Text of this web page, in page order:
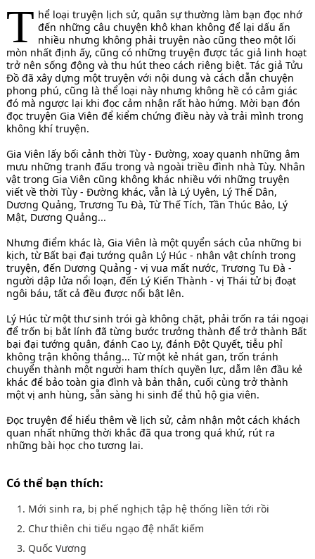
T hể loại truyện lịch sử, quân sự thường làm bạn đọc nhớ
đến những câu chuyện khô khan không để lại dấu ấn
nhiều nhưng không phải truyện nào cũng theo một lối
mòn nhất định ấy, cũng có những truyện được tác giả linh hoạt
trở nên sống động và thu hút theo cách riêng biệt. Tác giả Tửu
Đồ đã xây dựng một truyện với nội dung và cách dẫn chuyện
phong phú, cũng là thể loại này nhưng không hề có cảm giác
đó mà ngược lại khi đọc cảm nhận rất hào hứng. Mời bạn đón
đọc truyện Gia Viên để kiểm chứng điều này và trải mình trong
không khí truyện.
Gia Viên lấy bối cảnh thời Tùy - Đường, xoay quanh những âm
mưu những tranh đấu trong và ngoài triều đình nhà Tùy. Nhân
vật trong Gia Viên cũng không khác nhiều với những truyện
viết về thời Tùy - Đường khác, vẫn là Lý Uyên, Lý Thế Dân,
Dương Quảng, Trương Tu Đà, Từ Thế Tích, Tần Thúc Bảo, Lý
Mật, Dương Quảng...
Nhưng điểm khác là, Gia Viên là một quyển sách của những bi
kịch, từ Bất bại đại tướng quân Lý Húc - nhân vật chính trong
truyện, đến Dương Quảng - vị vua mất nước, Trương Tu Đà -
người dập lửa nổi loạn, đến Lý Kiến Thành - vị Thái tử bị đoạt
ngôi báu, tất cả đều được nổi bật lên.
Lý Húc từ một thư sinh trói gà không chặt, phải trốn ra tái ngoại
để trốn bị bắt lính đã từng bước trưởng thành để trở thành Bất
bại đại tướng quân, đánh Cao Ly, đánh Đột Quyết, tiễu phỉ
không trận không thắng... Từ một kẻ nhát gan, trốn tránh
chuyển thành một người ham thích quyền lực, dẫm lên đầu kẻ
khác để bảo toàn gia đình và bản thân, cuối cùng trở thành
một vị anh hùng, sẵn sàng hi sinh để thủ hộ gia viên.
Đọc truyện để hiểu thêm về lịch sử, cảm nhận một cách khách
quan nhất những thời khắc đã qua trong quá khứ, rút ra
những bài học cho tương lai.
Có thể bạn thích:
1. Mới sinh ra, bị phế nghịch tập hệ thống liền tới rồi
2. Chư thiên chi tiếu ngạo đệ nhất kiếm
3. Quốc Vương